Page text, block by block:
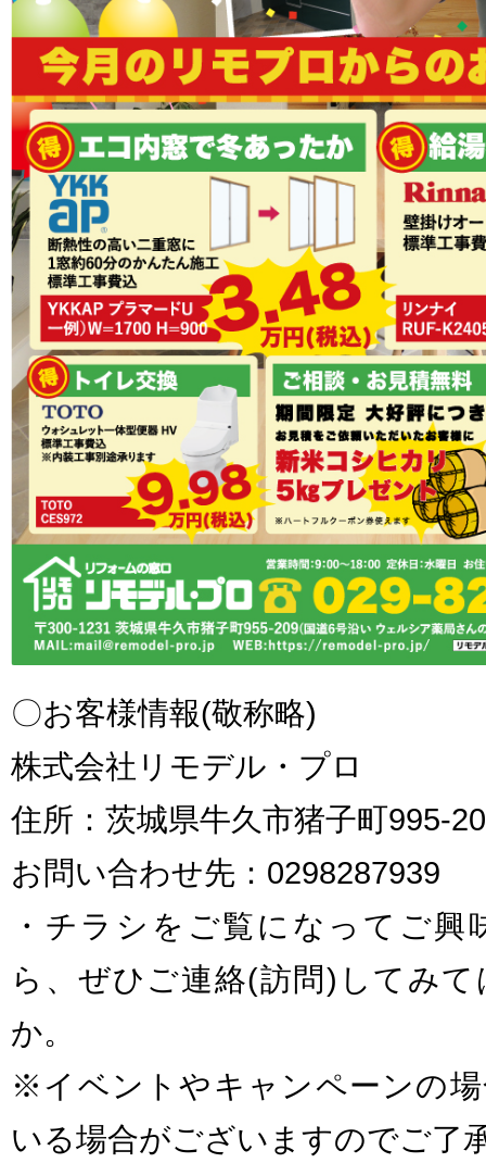
〇お客様情報(敬称略)
株式会社リモデル・プロ
住所：茨城県牛久市猪子町995-
お問い合わせ先：0298287939
・チラシをご覧になってご興
ら、ぜひご連絡(訪問)してみ
か。
※イベントやキャンペーンの
いる場合がございますのでご了